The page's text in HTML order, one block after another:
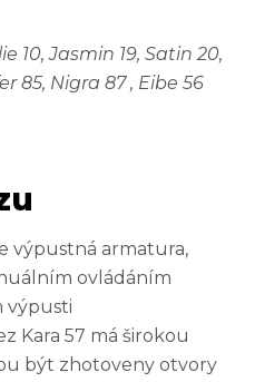
10, Jasmin 19, Satin 20,
85, Nigra 87 , Eibe 56
výpustná armatura,
ovládáním
výpusti
Kara 57 má širokou
být zhotoveny otvory